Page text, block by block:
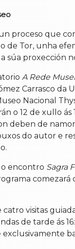
proceso que
de Tor, unha
súa proxección
A Rede
Carrasco
Nacional
o 12 de xullo ás
deben de
do autor e
encontro Sagra
visitas
de tarde ás